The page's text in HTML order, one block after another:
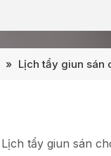
» Lịch tẩy giun sán
Lịch tẩy giun sán